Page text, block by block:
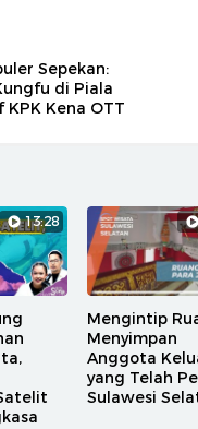
Sepekan:
di Piala
Kena OTT
13:28
Mengintip
Menyimpan
Anggota
yang Telah
Sulawesi